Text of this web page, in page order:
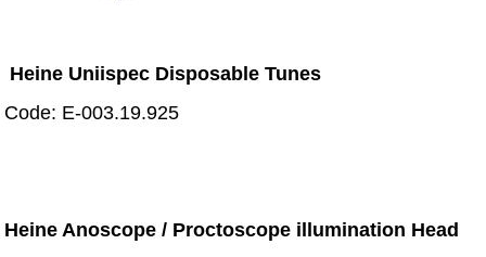
Heine Uniispec Disposable Tunes
Code: E-003.19.925
Heine Anoscope / Proctoscope illumination Head